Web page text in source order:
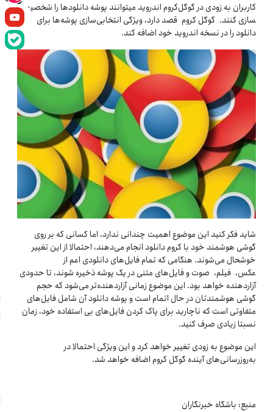
کاربران به زودی در گوگل‌کروم اندروید می­توانند پوشه دانلودها را شخصی­
سازی کنند. گوگل کروم قصد دارد، ویژگی انتخابی‌سازی پوشه‌ها برای
دانلود را در نسخه اندروید خود اضافه کند.
شاید فکر کنید این موضوع اهمیت چندانی ندارد، اما کسانی که بر روی
گوشی هوشمند خود با کروم دانلود انجام می‌دهند، احتمالا از این تغییر
خوشحال می‌شوند. هنگامی که تمام فایل‌های دانلودی اعم از
عکس، فیلم، صوت و فایل‌های متنی در یک پوشه ذخیره شوند، تا حدودی
آزاردهنده خواهد بود. این موضوع زمانی آزاردهنده‌تر می‌شود که حجم
گوشی هوشمندتان در حال اتمام است و پوشه دانلود آن شامل فایل‌های
متفاوتی است که ناچارید برای پاک کردن فایل‌های بی استفاده خود، زمان
نسبتا زیادی صرف کنید.
این موضوع به زودی تغییر خواهد کرد و این ویژگی احتمالا در
به‌روزرسانی‌های آینده گوگل کروم اضافه خواهد شد.
منبع: باشگاه خبرنگاران